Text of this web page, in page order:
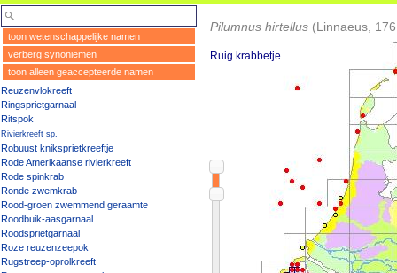
toon wetenschappelijke namen
verberg synoniemen
toon alleen geaccepteerde namen
Reuzenvlokreeft
Ringsprietgarnaal
Ritspok
Rivierkreeft sp.
Robuust kniksprietkreeftje
Rode Amerikaanse rivierkreeft
Rode spinkrab
Ronde zwemkrab
Rood-groen zwemmend geraamte
Roodbuik-aasgarnaal
Roodsprietgarnaal
Roze reuzenzeepok
Rugstreep-oprolkreeft
Pilumnus hirtellus (Linnaeus,
Ruig krabbetje